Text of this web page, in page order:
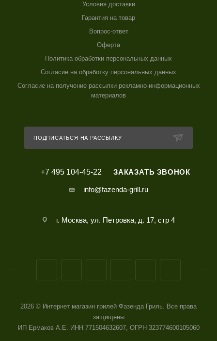
Условия доставки
Гарантия на товар
Вопрос-ответ
Оферта
Политика обработки персональных данных
Согласие на обработку персональных данных
Согласие на получение рассылки рекламно-информационных
материалов
ПОДПИСАТЬСЯ НА РАССЫЛКУ
+7 495 104-45-22 ЗАКАЗАТЬ ЗВОНОК
info@fazenda-grill.ru
г. Москва, ул. Петровка, д. 17, стр 4
2026 © Интернет магазин грилей Фазенда Гриль. Все права
защищены
ИП Ермаков А.Е. ИНН 771504632607, ОГРН 323774600105060